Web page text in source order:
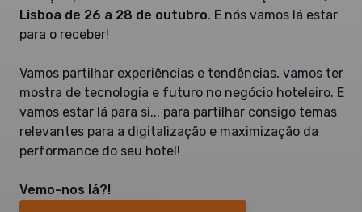
Lisboa de 26 a 28 de outubro. E nós vamos lá estar
para o receber!
Vamos partilhar experiências e tendências, vamos ter
mostra de tecnologia e futuro no negócio hoteleiro. E
vamos estar lá para si... para partilhar consigo temas
relevantes para a digitalização e maximização da
performance do seu hotel!
Vemo-nos lá?!